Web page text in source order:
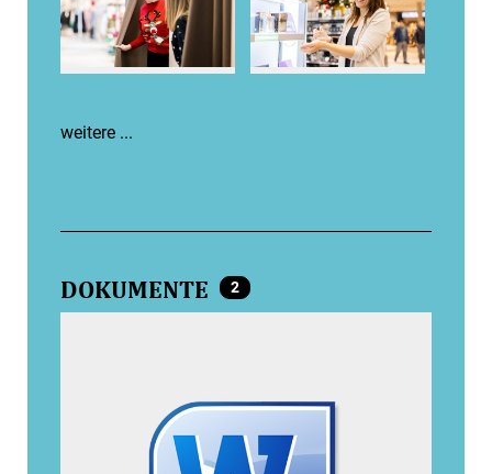
weitere ...
DOKUMENTE 2